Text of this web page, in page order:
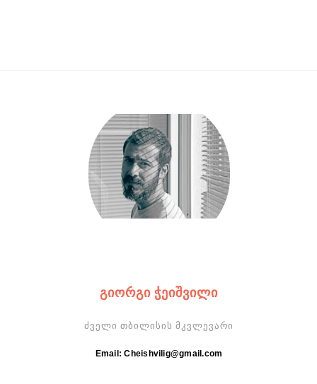
ᲒᲘᲝᲠᲒᲘ ᲭᲔᲘᲨᲕᲘᲚᲘ
ძველი თბილისის მკვლევარი
Email: Cheishvilig@gmail.com